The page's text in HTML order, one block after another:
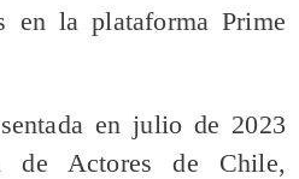
en la plataforma Prime
en julio de 2023
de Actores de Chile,